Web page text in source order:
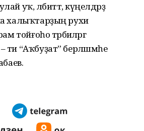
уҡ, әлбиттә, күңелдәрҙә
халыҡтарҙың рухи
тойғоһо тәрбиәләргә
“Аҡбуҙат” берләшмәһе